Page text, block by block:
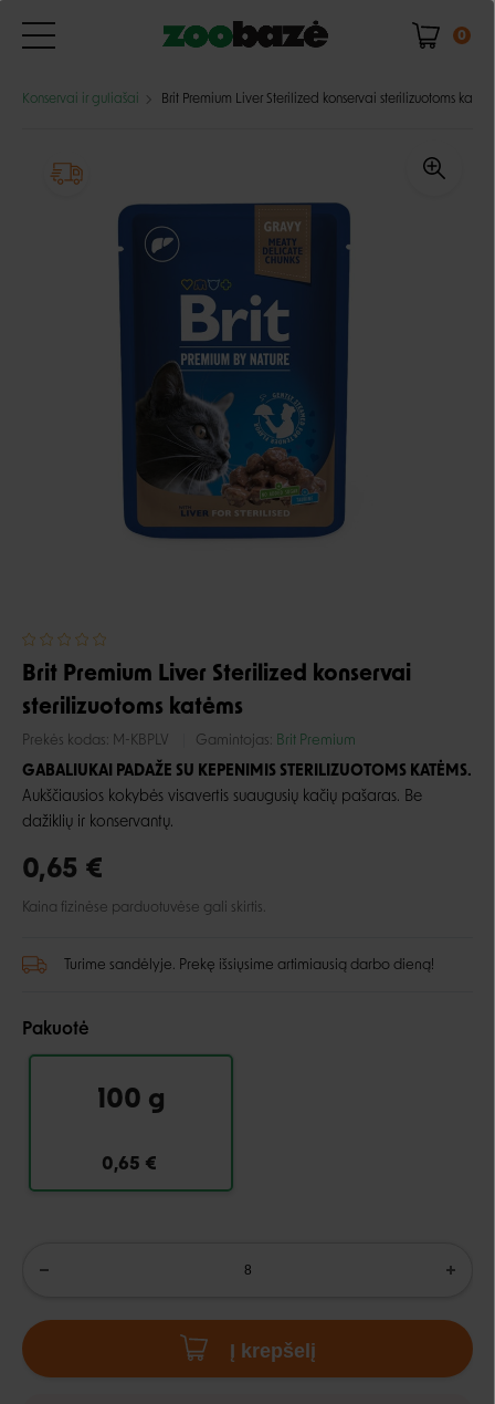
0
Konservai ir guliašai Brit Premium Liver Sterilized konservai sterilizuotoms
Brit Premium Liver Sterilized konservai
sterilizuotoms katėms
Prekės kodas: M-KBPLV Gamintojas: Brit Premium
GABALIUKAI PADAŽE SU KEPENIMIS STERILIZUOTOMS KATĖMS.
Aukščiausios kokybės visavertis suaugusių kačių pašaras. Be
dažiklių ir konservantų.
0,65 €
Kaina fizinėse parduotuvėse gali skirtis.
Turime sandėlyje. Prekę išsiųsime artimiausią darbo dieną!
Pakuotė
100 g
0,65 €
Į krepšelį